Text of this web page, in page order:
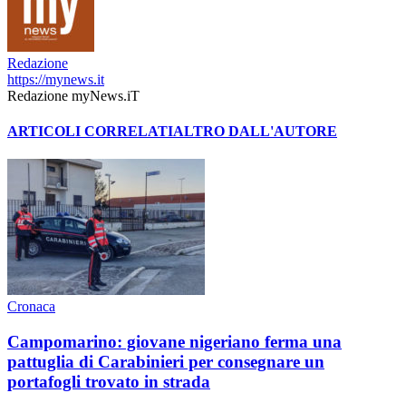
Redazione
https://mynews.it
Redazione myNews.iT
ARTICOLI CORRELATIALTRO DALL'AUTORE
Cronaca
Campomarino: giovane nigeriano ferma una
pattuglia di Carabinieri per consegnare un
portafogli trovato in strada